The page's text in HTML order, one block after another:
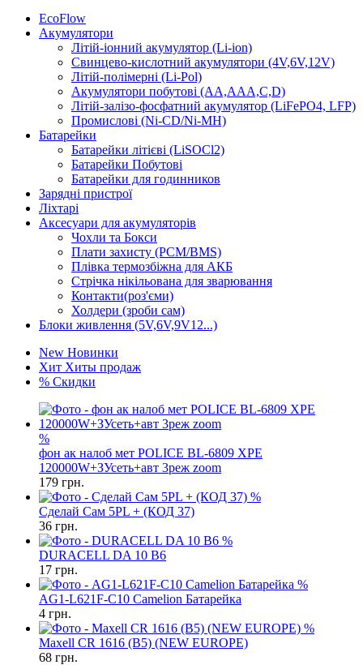
EcoFlow
Акумулятори
Літій-іонний акумулятор (Li-ion)
Свинцево-кислотний акумулятори (4V,6V,12V)
Літій-полімерні (Li-Pol)
Акумулятори побутові (AA,AAA,C,D)
Літій-залізо-фосфатний акумулятор (LiFePO4, LFP)
Промислові (Ni-CD/Ni-MH)
Батарейки
Батарейки літієві (LiSOCl2)
Батарейки Побутові
Батарейки для годинников
Зарядні пристрої
Ліхтарі
Аксесуари для акумуляторів
Чохли та Бокси
Плати захисту (PCM/BMS)
Плівка термозбіжна для АКБ
Стрічка нікільована для зварювання
Контакти(роз'єми)
Холдери (зроби сам)
Блоки живлення (5V,6V,9V12...)
New Новинки
Хит Хиты продаж
% Скидки
%
фон ак налоб мет POLICE BL-6809 XPE
120000W+ЗУсеть+авт 3реж zoom
179 грн.
%
Сделай Сам 5PL + (КОД 37)
36 грн.
%
DURACELL DA 10 B6
17 грн.
%
AG1-L621F-C10 Camelion Батарейка
4 грн.
%
Maxell CR 1616 (B5) (NEW EUROPE)
68 грн.